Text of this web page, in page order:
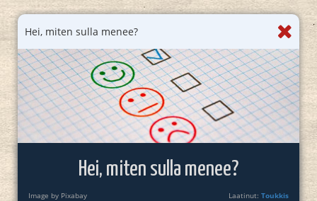
Hei, miten sulla menee?
Hei, miten sulla menee?
Image by Pixabay Laatinut:Toukkis